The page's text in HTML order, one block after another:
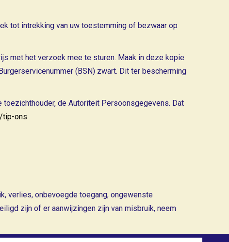
tot intrekking van uw toestemming of bezwaar op
met het verzoek mee te sturen. Maak in deze kopie
(BSN) zwart. Dit ter bescherming
de Autoriteit Persoonsgegevens. Dat
tip-ons
verlies, onbevoegde toegang, ongewenste
zijn of er aanwijzingen zijn van misbruik, neem